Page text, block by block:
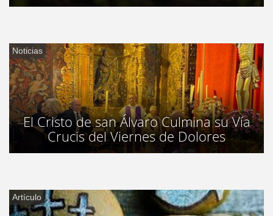
Noticias
El Cristo de san Álvaro Culmina su Vía
Crucis del Viernes de Dolores
Artículo